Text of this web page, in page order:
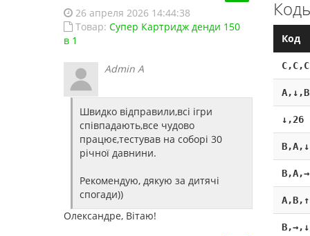
26 апреля 2026 14:44:38
Товар: Супер Картридж денди 150
в 1
Admin A
Швидко відправили,всі ігри
співпадають,все чудово
працює,тестував на соборі 30
річної давнини.
Рекомендую, дякую за дитячі
спогади))
Олександре, Вітаю!
Код
↓,26